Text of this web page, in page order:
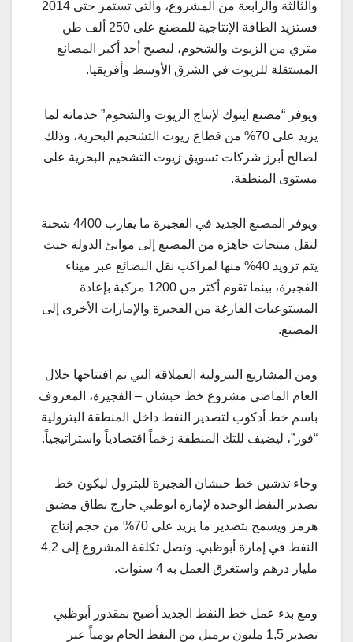
والثالثة والرابعة من المشروع، والتي تستمر حتى 2014
فستزيد الطاقة الإنتاجية للمصنع على 250 ألف طن
متري من الزيوت والشحوم، ليصبح أحد أكبر المصانع
المستقلة للزيوت في الشرق الأوسط وأفريقيا.
ويوفر “مصنع اينوك لإنتاج الزيوت والشحوم” خدماته لما
يزيد على 70% من قطاع زيوت التشحيم البحرية، وذلك
لصالح أبرز شركات تسويق زيوت التشحيم البحرية على
مستوى المنطقة.
ويوفر المصنع الجديد في الفجيرة ما يقارب 4400 شحنة
لنقل منتجات جاهزة من المصنع إلى موانئ الدولة حيث
يتم تزويد 40% منها لمراكب نقل البضائع عبر ميناء
الفجيرة، بينما تقوم أكثر من 1200 مركبة بإعادة
المستوعبات الفارغة من الفجيرة والإمارات الأخرى إلى
المصنع.
ومن المشاريع البترولية العملاقة التي تم افتتاحها خلال
العام الماضي مشروع خط حبشان – الفجيرة، المعروف
باسم خط أدكوب لتصدير النفط داخل المنطقة البترولية
“فوز”، ليضيف للتك المنطقة زخماً اقتصادياً واستراتيجياً.
وجاء تدشين خط حبشان الفجيرة للبترول ليكون خط
تصدير النفط الوحيدة لإمارة ابوظبي خارج نطاق مضيق
هرمز ويسمح بتصدير ما يزيد على 70% من حجم إنتاج
النفط في إمارة أبوظبي. وتصل تكلفة المشروع إلى 4,2
مليار درهم واستغرق العمل به 4 سنوات.
ومع بدء عمل خط النفط الجديد أصبح بمقدور أبوظبي
تصدير 1,5 مليون برميل من النفط الخام يومياً عبر